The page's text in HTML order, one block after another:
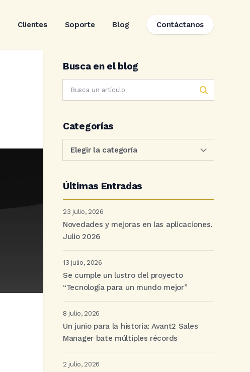
Clientes Soporte Blog Contáctanos
Busca en el blog
Categorías
Últimas Entradas
23 julio, 2026
Novedades y mejoras en las aplicaciones.
Julio 2026
13 julio, 2026
Se cumple un lustro del proyecto
“Tecnología para un mundo mejor”
8 julio, 2026
Un junio para la historia: Avant2 Sales
Manager bate múltiples récords
2 julio, 2026